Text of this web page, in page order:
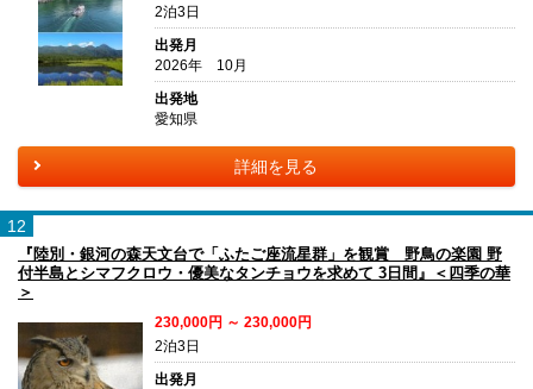
2泊3日
出発月
2026年 10月
出発地
愛知県
詳細を見る
12
『陸別・銀河の森天文台で「ふたご座流星群」を観賞 野鳥の楽園 野
付半島とシマフクロウ・優美なタンチョウを求めて 3日間』＜四季の華
＞
230,000円 ～ 230,000円
2泊3日
出発月